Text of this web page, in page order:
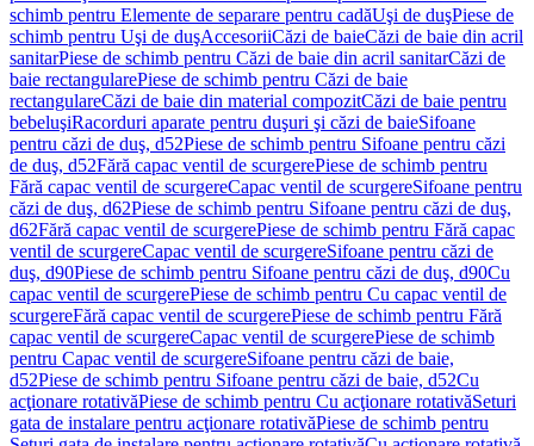
schimb pentru Elemente de separare pentru cadăUşi de duşPiese de
schimb pentru Uşi de duşAccesoriiCăzi de baieCăzi de baie din acril
sanitarPiese de schimb pentru Căzi de baie din acril sanitarCăzi de
baie rectangularePiese de schimb pentru Căzi de baie
rectangulareCăzi de baie din material compozitCăzi de baie pentru
bebeluşiRacorduri aparate pentru duşuri şi căzi de baieSifoane
pentru căzi de duş, d52Piese de schimb pentru Sifoane pentru căzi
de duş, d52Fără capac ventil de scurgerePiese de schimb pentru
Fără capac ventil de scurgereCapac ventil de scurgereSifoane pentru
căzi de duş, d62Piese de schimb pentru Sifoane pentru căzi de duş,
d62Fără capac ventil de scurgerePiese de schimb pentru Fără capac
ventil de scurgereCapac ventil de scurgereSifoane pentru căzi de
duş, d90Piese de schimb pentru Sifoane pentru căzi de duş, d90Cu
capac ventil de scurgerePiese de schimb pentru Cu capac ventil de
scurgereFără capac ventil de scurgerePiese de schimb pentru Fără
capac ventil de scurgereCapac ventil de scurgerePiese de schimb
pentru Capac ventil de scurgereSifoane pentru căzi de baie,
d52Piese de schimb pentru Sifoane pentru căzi de baie, d52Cu
acţionare rotativăPiese de schimb pentru Cu acţionare rotativăSeturi
gata de instalare pentru acţionare rotativăPiese de schimb pentru